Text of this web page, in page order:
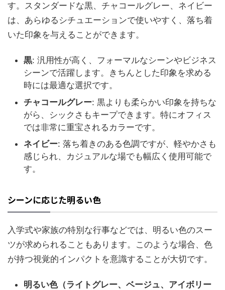
す。スタンダードな黒、チャコールグレー、ネイビー
は、あらゆるシチュエーションで使いやすく、落ち着
いた印象を与えることができます。
黒: 汎用性が高く、フォーマルなシーンやビジネス
シーンで活躍します。きちんとした印象を求める
時には最適な選択です。
チャコールグレー: 黒よりも柔らかい印象を持ちな
がら、シックさもキープできます。特にオフィス
では非常に重宝されるカラーです。
ネイビー: 落ち着きのある色調ですが、軽やかさも
感じられ、カジュアルな場でも幅広く使用可能で
す。
シーンに応じた明るい色
入学式や家族の特別な行事などでは、明るい色のスー
ツが求められることもあります。このような場合、色
が持つ視覚的インパクトを意識することが大切です。
明るい色（ライトグレー、ベージュ、アイボリー